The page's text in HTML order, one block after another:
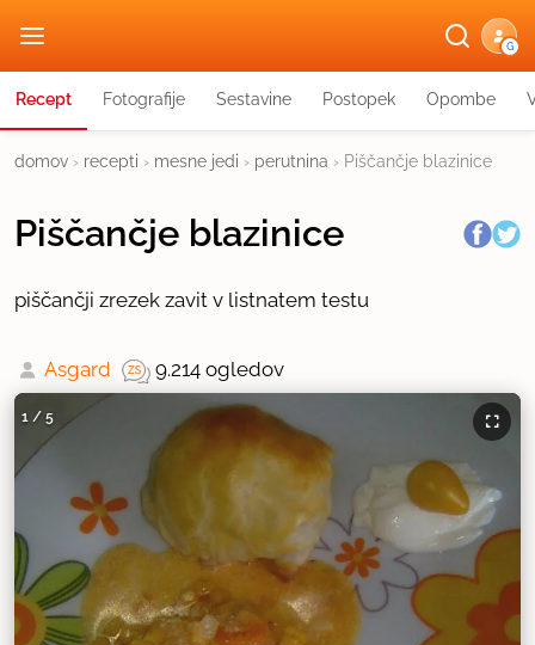
G
Recept Fotografije Sestavine Postopek Opombe
domov › recepti › mesne jedi › perutnina › Piščančje blazinice
Piščančje blazinice
piščančji zrezek zavit v listnatem testu
Asgard 9.214 ogledov
1 / 5